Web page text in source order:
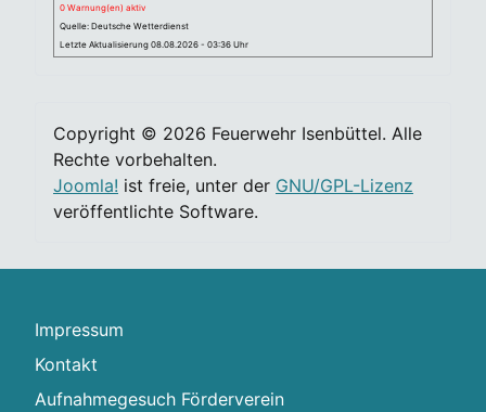
0 Warnung(en) aktiv
Quelle: Deutsche Wetterdienst
Letzte Aktualisierung 08.08.2026 - 03:36 Uhr
Copyright © 2026 Feuerwehr Isenbüttel. Alle
Rechte vorbehalten.
Joomla! ist freie, unter der GNU/GPL-Lizenz
veröffentlichte Software.
Impressum
Kontakt
Aufnahmegesuch Förderverein